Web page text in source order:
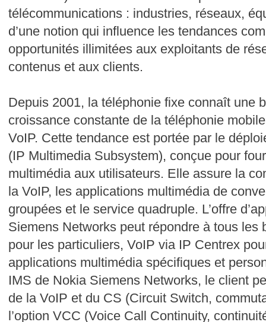
télécommunications : industries, réseaux,
d’une notion qui influence les tendances
opportunités illimitées aux exploitants de
contenus et aux clients.
Depuis 2001, la téléphonie fixe connaît une
croissance constante de la téléphonie
VoIP. Cette tendance est portée par le
(IP Multimedia Subsystem), conçue pour
multimédia aux utilisateurs. Elle assure la
la VoIP, les applications multimédia de
groupées et le service quadruple. L’offre
Siemens Networks peut répondre à tous les
pour les particuliers, VoIP via IP Centrex
applications multimédia spécifiques et
IMS de Nokia Siemens Networks, le client
de la VoIP et du CS (Circuit Switch,
l’option VCC (Voice Call Continuity,